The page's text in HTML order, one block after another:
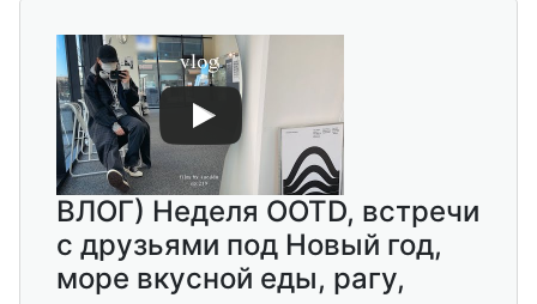
ВЛОГ) Неделя OOTD, встречи
с друзьями под Новый год,
море вкусной еды, рагу,